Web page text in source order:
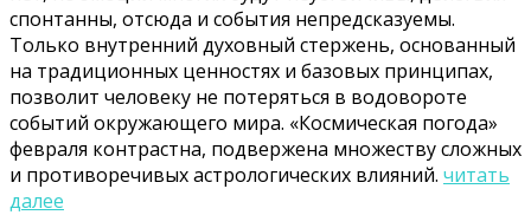
спонтанны, отсюда и события непредсказуемы.
Только внутренний духовный стержень, основанный
на традиционных ценностях и базовых принципах,
позволит человеку не потеряться в водовороте
событий окружающего мира. «Космическая погода»
февраля контрастна, подвержена множеству сложных
и противоречивых астрологических влияний. читать
далее